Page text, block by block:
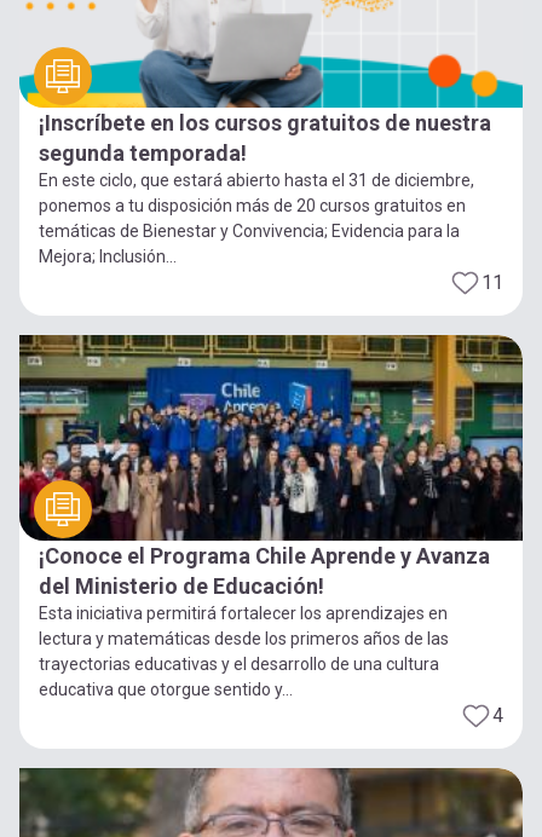
¡Inscríbete en los cursos gratuitos de nuestra
segunda temporada!
En este ciclo, que estará abierto hasta el 31 de diciembre,
ponemos a tu disposición más de 20 cursos gratuitos en
temáticas de Bienestar y Convivencia; Evidencia para la
Mejora; Inclusión...
11
¡Conoce el Programa Chile Aprende y Avanza
del Ministerio de Educación!
Esta iniciativa permitirá fortalecer los aprendizajes en
lectura y matemáticas desde los primeros años de las
trayectorias educativas y el desarrollo de una cultura
educativa que otorgue sentido y...
4